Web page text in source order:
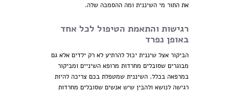
את התור מי השיננית ומה ההסמכה שלה.
רגישות והתאמת הטיפול לכל אחד
באופן נפרד
הביקור אצל שיננית יכול להרתיע לא רק ילדים אלא גם
מבוגרים שסובלים מחרדות מרופא השיניים ומביקור
במרפאה בכלל. השיננית שמטפלת בכם צריכה להיות
רגישה לנושא ולהבין שיש אנשים שסובלים מחרדות